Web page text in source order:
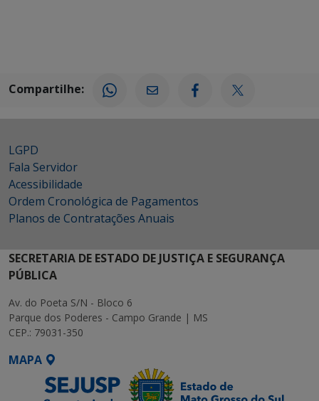
Compartilhe:
LGPD
Fala Servidor
Acessibilidade
Ordem Cronológica de Pagamentos
Planos de Contratações Anuais
SECRETARIA DE ESTADO DE JUSTIÇA E SEGURANÇA
PÚBLICA
Av. do Poeta S/N - Bloco 6
Parque dos Poderes - Campo Grande | MS
CEP.: 79031-350
MAPA